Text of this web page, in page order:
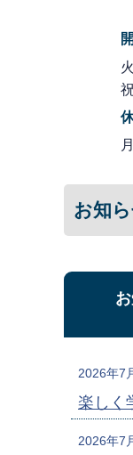
お知
2026年7
楽し
2026年7